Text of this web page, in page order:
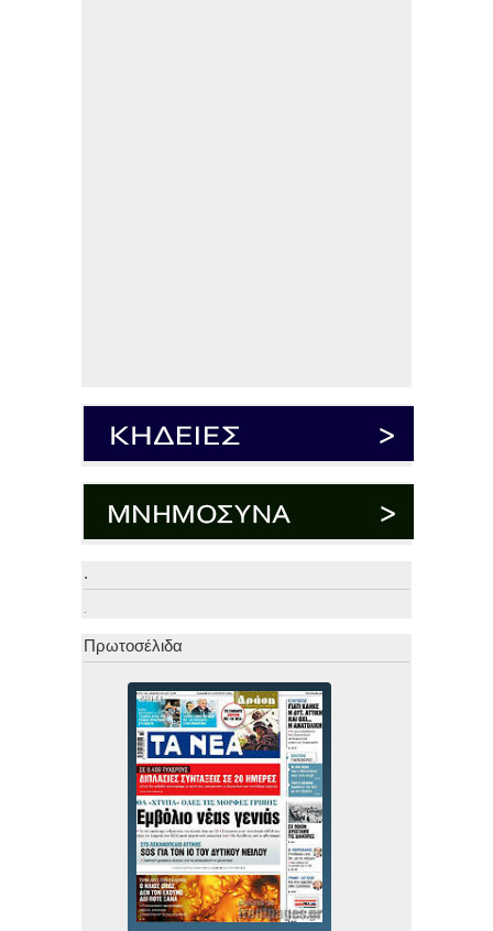
.
.
Πρωτοσέλιδα